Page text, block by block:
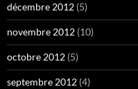
décembre 2012 (5)
novembre 2012 (10)
octobre 2012 (5)
septembre 2012 (4)